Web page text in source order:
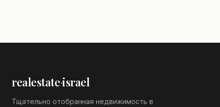
realestate·israel
Тщательно отобранная недвижимость в